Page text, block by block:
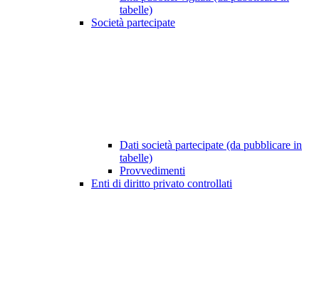
tabelle)
Società partecipate
Dati società partecipate (da pubblicare in
tabelle)
Provvedimenti
Enti di diritto privato controllati